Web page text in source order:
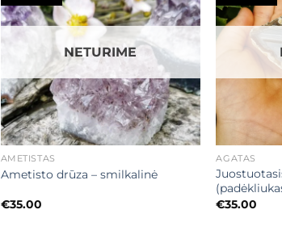
+
NETURIME
AMETISTAS
Ametisto drūza – smilkalinė
€35.00
+
AGATAS
€35.00